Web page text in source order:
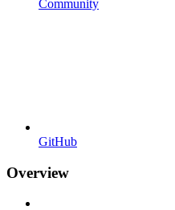
Community
GitHub
Overview